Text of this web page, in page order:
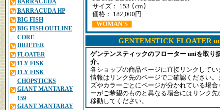
BARRACUDA
BARRACUDA HP
BIG FISH
BIG FISH OUTLINE
CORE
DRIFTER
FLOATER
FLY FISK
FLY FISK
CHOPSTICKS
GIANT MANTARAY
159
GIANT MANTARAY
サイズ： 153 ( cm)
価格： 182,000円
WOMAN'S
GENTEMSTICK FLOATER
ゲンテンスティックのフローター uniを取り
介。
各ショップの商品ページに直接リンクして
情報はリンク先のページでご確認ください
ズやカラーごとにページが分かれている場
ーがご希望のものと異なる場合にはリンク
移動してください。